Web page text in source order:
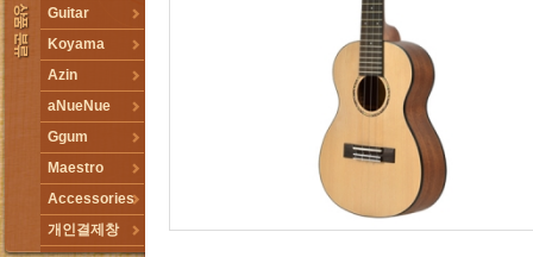
Guitar
Koyama
Azin
aNueNue
Ggum
Maestro
Accessories
개인결제창